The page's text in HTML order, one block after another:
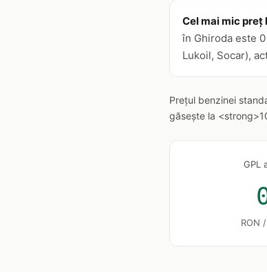
Cel mai mic preț
în Ghiroda este
Lukoil, Socar),
Prețul benzinei
găsește la
GPL
RON